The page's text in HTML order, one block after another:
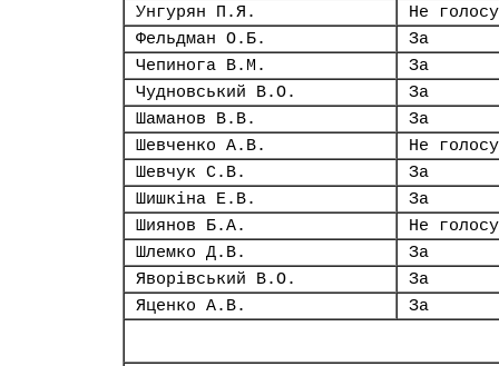
Унгурян П.Я.
Не
Фельдман О.Б.
За
Чепинога В.М.
За
Чудновський В.О.
За
Шаманов В.В.
За
Шевченко А.В.
Не
Шевчук С.В.
За
Шишкіна Е.В.
За
Шиянов Б.А.
Не
Шлемко Д.В.
За
Яворівський В.О.
За
Яценко А.В.
За